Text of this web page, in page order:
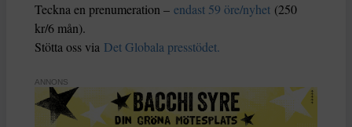
Teckna en prenumeration – endast 59 öre/nyhet (250
kr/6 mån).
Stötta oss via Det Globala presstödet.
ANNONS